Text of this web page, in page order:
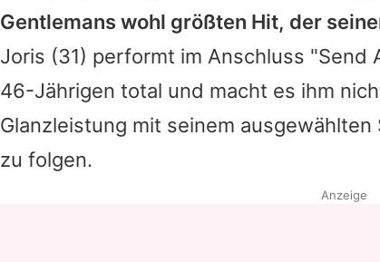
Gentlemanswohl größten Hit, der
Joris (31) performt im Anschluss "Send
46-Jährigen total und macht es ihm
Glanzleistung mit seinem
zu folgen.
Anzeige